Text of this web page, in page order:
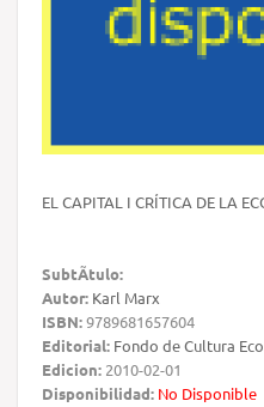
EL CAPITAL I CRÍTICA DE LA
SubtÃ­tulo:
Autor: Karl Marx
ISBN:9789681657604
Editorial: Fondo de Cultura
Edicion: 2010-02-01
Disponibilidad: No Disponible